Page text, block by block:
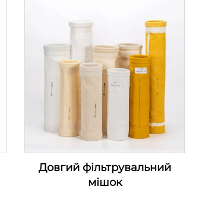
Довгий фільтрувальний
мішок